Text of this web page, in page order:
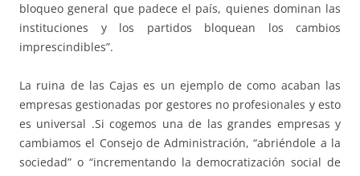
bloqueo general que padece el país, quienes dominan las
instituciones y los partidos bloquean los cambios
imprescindibles”.
La ruina de las Cajas es un ejemplo de como acaban las
empresas gestionadas por gestores no profesionales y esto
es universal .Si cogemos una de las grandes empresas y
cambiamos el Consejo de Administración, “abriéndole a la
sociedad” o “incrementando la democratización social de